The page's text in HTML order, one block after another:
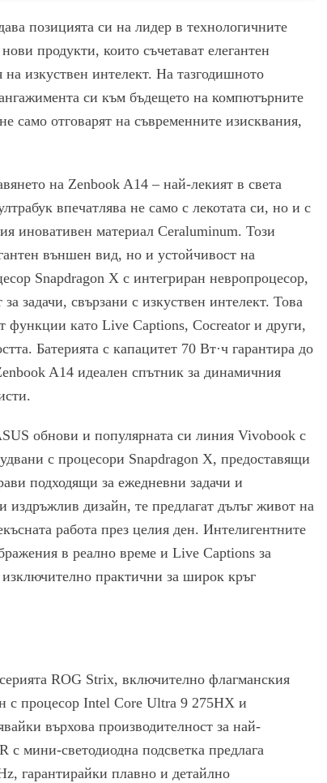
позицията си на лидер в технологичните
продукти, които съчетават елегантен
изкуствен интелект. На тазгодишното
си към бъдещето на компютърните
само отговарят на съвременните изисквания,
на Zenbook A14 – най-лекият в света
впечатлява не само с лекотата си, но и с
иновативен материал Ceraluminum. Този
външен вид, но и устойчивост на
Snapdragon X с интегриран невропроцесор,
задачи, свързани с изкуствен интелект. Това
функции като Live Captions, Cocreator и други,
Батерията с капацитет 70 Вт·ч гарантира до
A14 идеален спътник за динамичния
обнови и популярната си линия Vivobook с
с процесори Snapdragon X, предоставящи
подходящи за ежедневни задачи и
дизайн, те предлагат дълъг живот на
работа през целия ден. Интелигентните
в реално време и Live Captions за
изключително практични за широк кръг
ROG Strix, включително флагманския
с процесор Intel Core Ultra 9 275HX и
върхова производителност за най-
мини-светодиодна подсветка предлага
гарантирайки плавно и детайлно